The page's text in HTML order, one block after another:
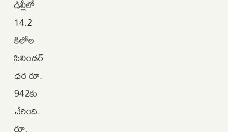
ఢిల్లీలో
14.2
కిలోల
సిలిండర్
ధర రూ.
942కు
చేరింది.
రూ.